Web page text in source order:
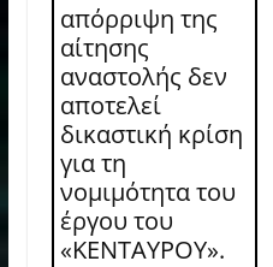
απόρριψη της
αίτησης
αναστολής δεν
αποτελεί
δικαστική κρίση
για τη
νομιμότητα του
έργου του
«ΚΕΝΤΑΥΡΟΥ».